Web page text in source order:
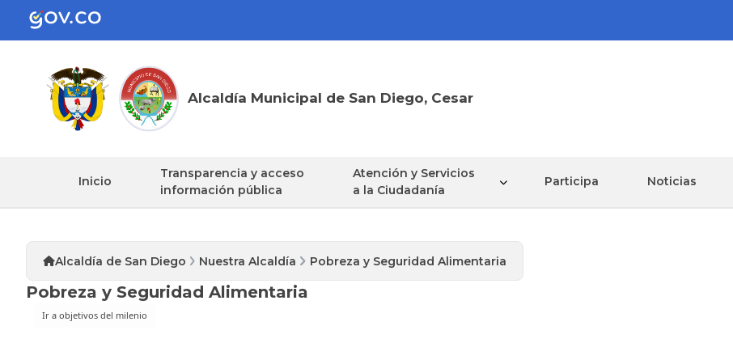
Alcaldía Municipal de San Diego, Cesar
Inicio
Transparencia y acceso
información pública
Atención y Servicios
a la Ciudadanía
Participa Noticias
Alcaldía de San Diego Nuestra Alcaldía Pobreza y Seguridad Alimentaria
Pobreza y Seguridad Alimentaria